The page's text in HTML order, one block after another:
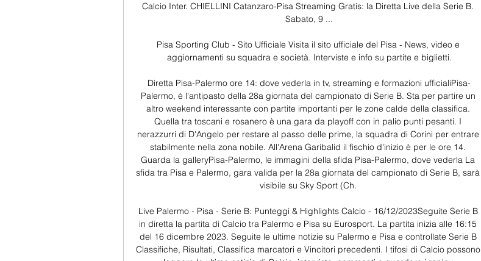
Calcio Inter. CHIELLINI Catanzaro-Pisa Streaming Gratis: la Diretta Live della Serie B.
Sabato, 9 ...
Pisa Sporting Club - Sito Ufficiale Visita il sito ufficiale del Pisa - News, video e
aggiornamenti su squadra e società. Interviste e info su partite e biglietti.
Diretta Pisa-Palermo ore 14: dove vederla in tv, streaming e formazioni ufficialiPisa-
Palermo, è l'antipasto della 28a giornata del campionato di Serie B. Sta per partire un
altro weekend interessante con partite importanti per le zone calde della classifica.
Quella tra toscani e rosanero è una gara da playoff con in palio punti pesanti. I
nerazzurri di D'Angelo per restare al passo delle prime, la squadra di Corini per entrare
stabilmente nella zona nobile. All'Arena Garibalid il fischio d'inizio è per le ore 14.
Guarda la galleryPisa-Palermo, le immagini della sfida Pisa-Palermo, dove vederla La
sfida tra Pisa e Palermo, gara valida per la 28a giornata del campionato di Serie B, sarà
visibile su Sky Sport (Ch.
Live Palermo - Pisa - Serie B: Punteggi & Highlights Calcio - 16/12/2023Seguite Serie B
in diretta la partita di Calcio tra Palermo e Pisa su Eurosport. La partita inizia alle 16:15
del 16 dicembre 2023. Seguite le ultime notizie su Palermo e Pisa e controllate Serie B
Classifiche, Risultati, Classifica marcatori e Vincitori precedenti. I tifosi di Calcio possono